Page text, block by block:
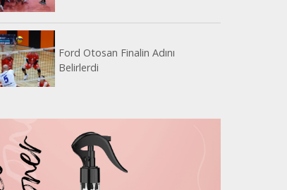
Ford Otosan Finalin Adını
Belirlerdi